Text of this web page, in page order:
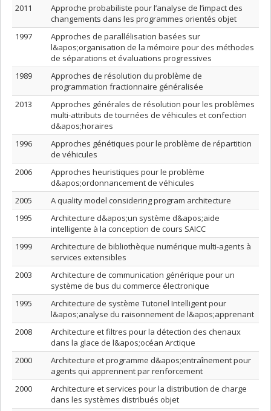
2011
Approche probabiliste pour l’analyse de l’impact des
changements dans les programmes orientés objet
1997
Approches de parallélisation basées sur
l&apos;organisation de la mémoire pour des méthodes
de séparations et évaluations progressives
1989
Approches de résolution du problème de
programmation fractionnaire généralisée
2013
Approches générales de résolution pour les problèmes
multi-attributs de tournées de véhicules et confection
d&apos;horaires
1996
Approches génétiques pour le problème de répartition
de véhicules
2006
Approches heuristiques pour le problème
d&apos;ordonnancement de véhicules
2005
A quality model considering program architecture
1995
Architecture d&apos;un système d&apos;aide
intelligente à la conception de cours SAICC
1999
Architecture de bibliothèque numérique multi-agents à
services extensibles
2003
Architecture de communication générique pour un
système de bus du commerce électronique
1995
Architecture de système Tutoriel Intelligent pour
l&apos;analyse du raisonnement de l&apos;apprenant
2008
Architecture et filtres pour la détection des chenaux
dans la glace de l&apos;océan Arctique
2000
Architecture et programme d&apos;entraînement pour
agents qui apprennent par renforcement
2000
Architecture et services pour la distribution de charge
dans les systèmes distribués objet